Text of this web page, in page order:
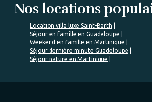
Nos locations
Location villa luxe Saint-Barth
Séjour en famille en Guadeloupe
Weekend en famille en Martinique
Séjour dernière minute Guadeloupe
Séjour nature en Martinique